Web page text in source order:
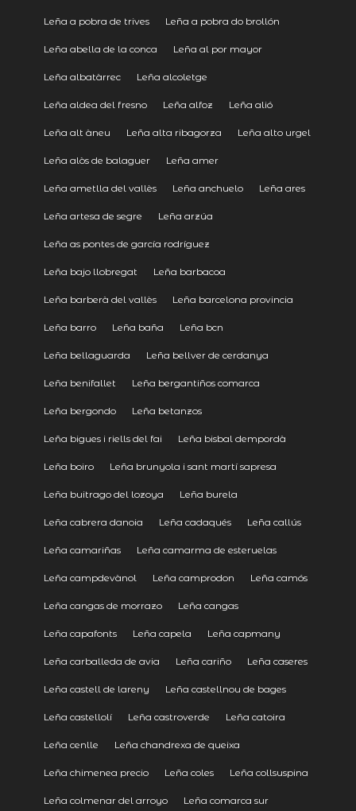
Leña a pobra de trives Leña a pobra do brollón
Leña abella de la conca Leña al por mayor
Leña albatàrrec Leña alcoletge
Leña aldea del fresno Leña alfoz Leña alió
Leña alt àneu Leña alta ribagorza Leña alto urgel
Leña alòs de balaguer Leña amer
Leña ametlla del vallès Leña anchuelo Leña ares
Leña artesa de segre Leña arzúa
Leña as pontes de garcía rodríguez
Leña bajo llobregat Leña barbacoa
Leña barberà del vallès Leña barcelona provincia
Leña barro Leña baña Leña bcn
Leña bellaguarda Leña bellver de cerdanya
Leña benifallet Leña bergantiños comarca
Leña bergondo Leña betanzos
Leña bigues i riells del fai Leña bisbal dempordà
Leña boiro Leña brunyola i sant martí sapresa
Leña buitrago del lozoya Leña burela
Leña cabrera danoia Leña cadaqués Leña callús
Leña camariñas Leña camarma de esteruelas
Leña campdevànol Leña camprodon Leña camós
Leña cangas de morrazo Leña cangas
Leña capafonts Leña capela Leña capmany
Leña carballeda de avia Leña cariño Leña caseres
Leña castell de lareny Leña castellnou de bages
Leña castellolí Leña castroverde Leña catoira
Leña cenlle Leña chandrexa de queixa
Leña chimenea precio Leña coles Leña collsuspina
Leña colmenar del arroyo Leña comarca sur